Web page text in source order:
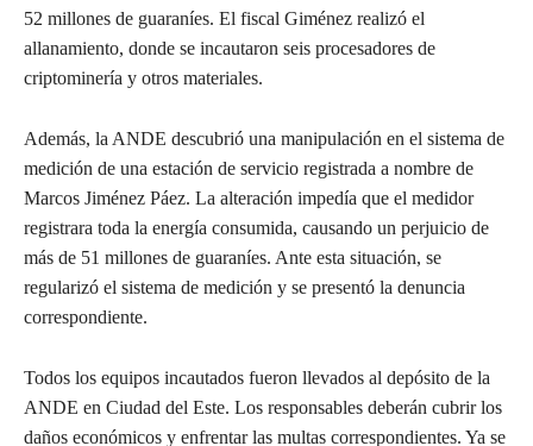
52 millones de guaraníes. El fiscal Giménez realizó el
allanamiento, donde se incautaron seis procesadores de
criptominería y otros materiales.
Además, la ANDE descubrió una manipulación en el sistema de
medición de una estación de servicio registrada a nombre de
Marcos Jiménez Páez. La alteración impedía que el medidor
registrara toda la energía consumida, causando un perjuicio de
más de 51 millones de guaraníes. Ante esta situación, se
regularizó el sistema de medición y se presentó la denuncia
correspondiente.
Todos los equipos incautados fueron llevados al depósito de la
ANDE en Ciudad del Este. Los responsables deberán cubrir los
daños económicos y enfrentar las multas correspondientes. Ya se